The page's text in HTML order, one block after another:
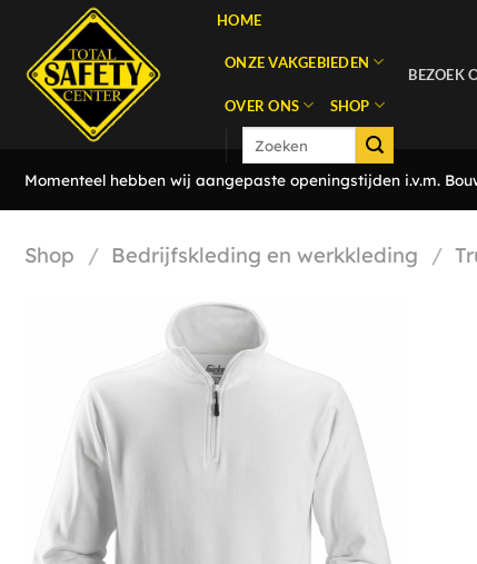
inhoud
HOME
ONZE VAKGEBIEDEN
OVER ONS SHOP
Zoeken
BEZOEK
Momenteel hebben wij aangepaste openingstijden i.v.m.
Shop / Bedrijfskleding en werkkleding /